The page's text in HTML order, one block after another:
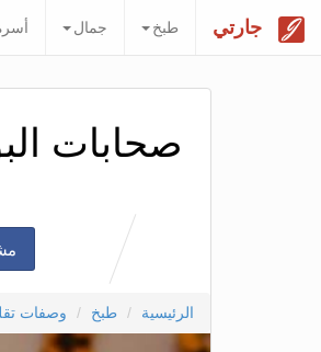
جارتي طبخ جمال
صحابات
الرئيسية طبخ وصفات